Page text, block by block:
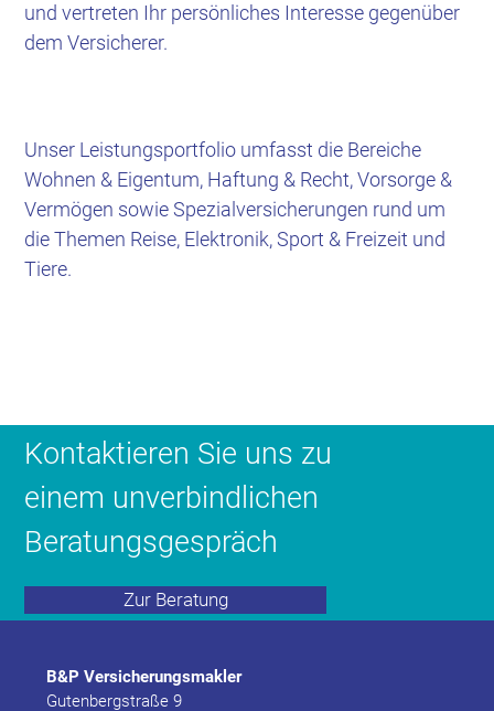
und vertreten Ihr persönliches Interesse gegenüber
dem Versicherer.
Unser Leistungsportfolio umfasst die Bereiche
Wohnen & Eigentum, Haftung & Recht, Vorsorge &
Vermögen sowie Spezialversicherungen rund um
die Themen Reise, Elektronik, Sport & Freizeit und
Tiere.
Kontaktieren Sie uns zu
einem unverbindlichen
Beratungsgespräch
Zur Beratung
B&P Versicherungsmakler
Gutenbergstraße 9